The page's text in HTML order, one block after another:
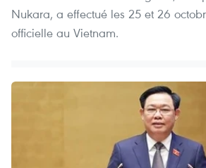
Nukara, a effectué les 25 et 26
officielle au Vietnam.